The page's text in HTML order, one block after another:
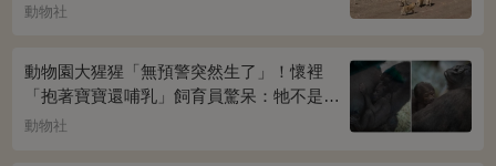
動物社
動物園大猩猩「無預警突然生了」！懷裡
「抱著寶寶還哺乳」飼育員驚呆：牠不是公
的嗎？
動物社